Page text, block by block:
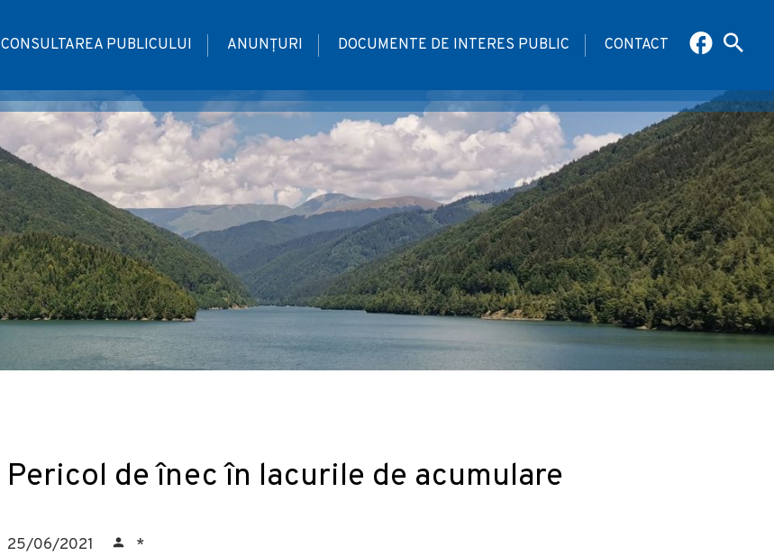
CONSULTAREA PUBLICULUI ANUNȚURI DOCUMENTE DE INTERES PUBLIC CONTACT
Pericol de înec în lacurile de acumulare
25/06/2021 *